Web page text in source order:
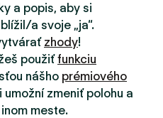
a popis, aby si
a svoje „ja“.
zhody!
použiťfunkciu
nášho prémiového
umožní zmeniť polohu a
meste.